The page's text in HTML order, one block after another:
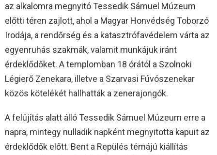
az alkalomra megnyitó Tessedik Sámuel Múzeum
előtti téren zajlott, ahol a Magyar Honvédség Toborzó
Irodája, a rendőrség és a katasztrófavédelem várta az
egyenruhás szakmák, valamit munkájuk iránt
érdeklődőket. A templomban 18 órától a Szolnoki
Légierő Zenekara, illetve a Szarvasi Fúvószenekar
közös kötelékét hallhatták a zenerajongók.
A felújítás alatt álló Tessedik Sámuel Múzeum erre a
napra, mintegy nulladik napként megnyitotta kapuit az
érdeklődők előtt. Bent a Repülés témájú kiállítás